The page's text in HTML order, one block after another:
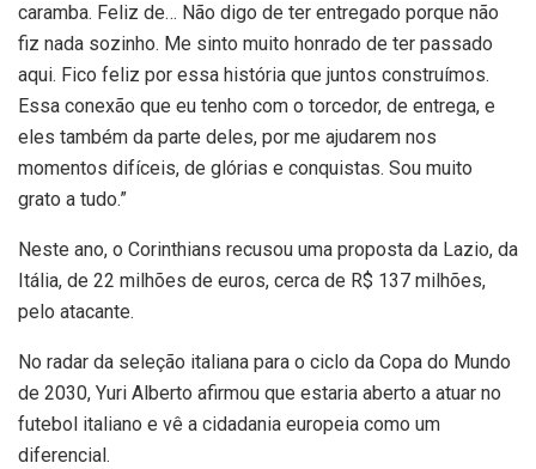
caramba. Feliz de… Não digo de ter entregado porque não
fiz nada sozinho. Me sinto muito honrado de ter passado
aqui. Fico feliz por essa história que juntos construímos.
Essa conexão que eu tenho com o torcedor, de entrega, e
eles também da parte deles, por me ajudarem nos
momentos difíceis, de glórias e conquistas. Sou muito
grato a tudo.”
Neste ano, o Corinthians recusou uma proposta da Lazio, da
Itália, de 22 milhões de euros, cerca de R$ 137 milhões,
pelo atacante.
No radar da seleção italiana para o ciclo da Copa do Mundo
de 2030, Yuri Alberto afirmou que estaria aberto a atuar no
futebol italiano e vê a cidadania europeia como um
diferencial.